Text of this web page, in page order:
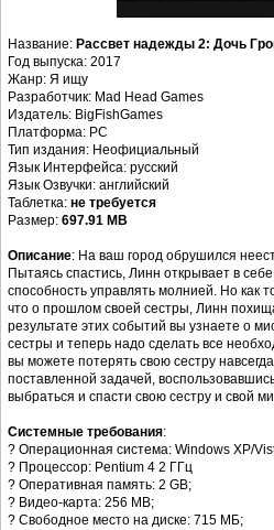
Название: Рассвет надежды 2: Дочь
Год выпуска: 2017
Жанр: Я ищу
Разработчик: Mad Head Games
Издатель: BigFishGames
Платформа: PC
Тип издания: Неофициальный
Язык Интерфейса: русский
Язык Озвучки: английский
Таблетка: не требуется
Размер: 697.91 MB
Описание: На ваш город обрушился
Пытаясь спастись, Линн открывает в
способность управлять молнией. Но как
что о прошлом своей сестры, Линн
результате этих событий вы узнаете о
сестры и теперь надо сделать все
вы можете потерять свою сестру
поставленной задачей,
выбраться и спасти свою сестру и свой
Системные требования:
? Операционная система: Windows XP/
? Процессор: Pentium 4 2 ГГц
? Оперативная память: 2 GB;
? Видео-карта: 256 MB;
? Свободное место на диске: 715 МБ;